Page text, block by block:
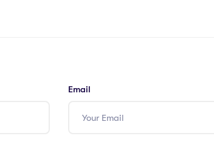
Email